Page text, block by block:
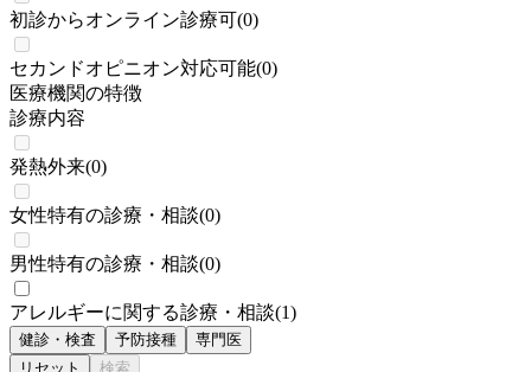
初診からオンライン診療可(0)
セカンドオピニオン対応可能(0)
医療機関の特徴
診療内容
発熱外来(0)
女性特有の診療・相談(0)
男性特有の診療・相談(0)
アレルギーに関する診療・相談(1)
健診・検査 予防接種
専門医
リセット
検索